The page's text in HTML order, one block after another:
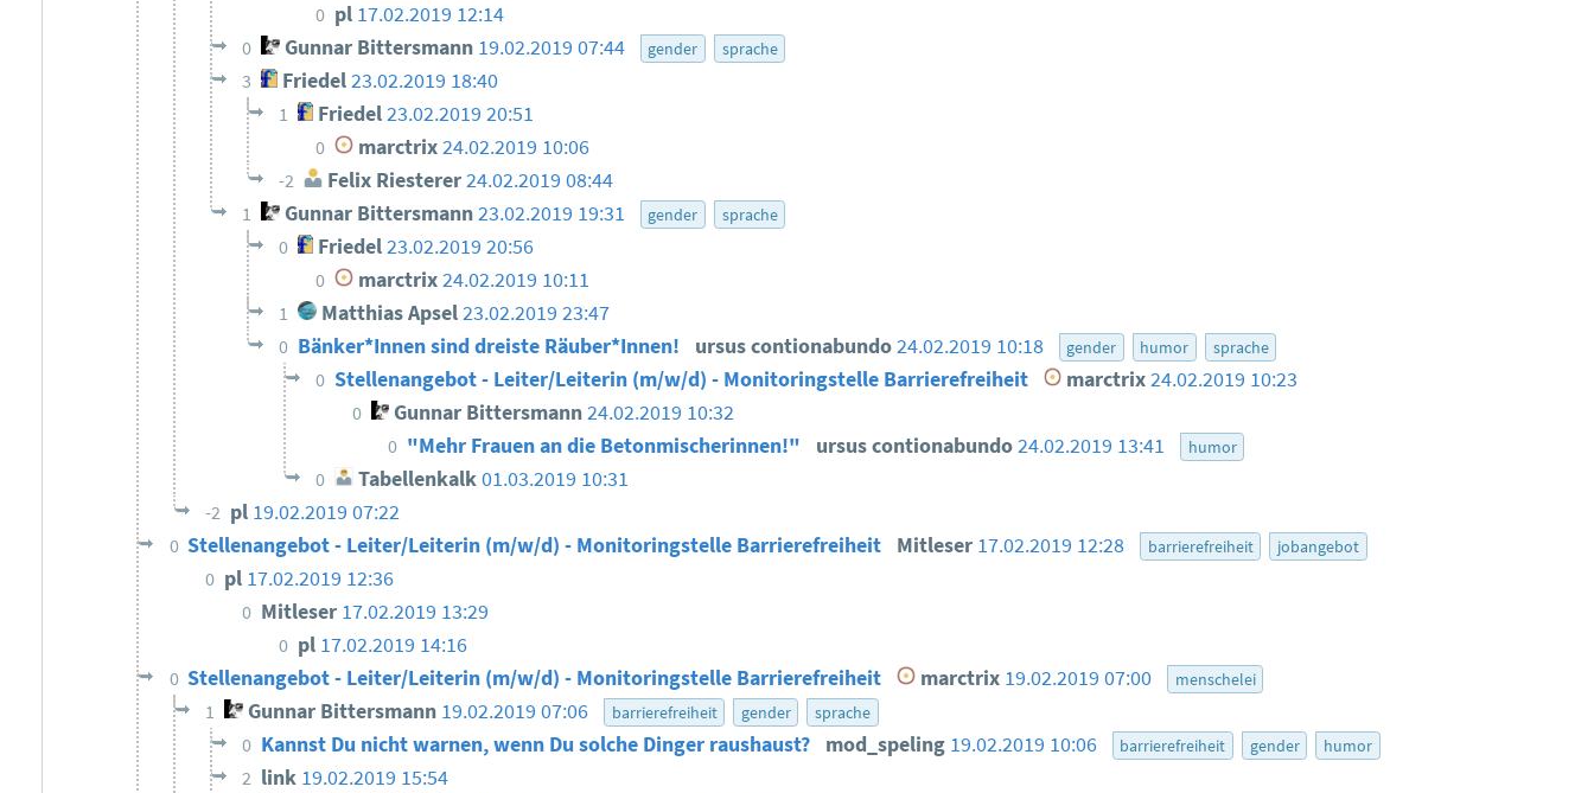
0 pl 17.02.2019 12:14
0 Gunnar Bittersmann 19.02.2019 07:44 gender sprache
3 Friedel 23.02.2019 18:40
1 Friedel23.02.2019 20:51
0 marctrix 24.02.2019 10:06
-2 Felix Riesterer24.02.2019 08:44
1 Gunnar Bittersmann23.02.2019 19:31 gender sprache
0 Friedel23.02.2019 20:56
0 marctrix 24.02.2019 10:11
1 Matthias Apsel23.02.2019 23:47
0 Bänker*Innen sind dreiste Räuber*Innen! ursus contionabundo24.02.2019 10:18 gender humor sprache
0 Stellenangebot - Leiter/Leiterin (m/w/d) - Monitoringstelle Barrierefreiheit marctrix24.02.2019 10:23
0 Gunnar Bittersmann24.02.2019 10:32
0 "Mehr Frauen an die Betonmischerinnen!" ursus contionabundo24.02.2019 13:41 humor
0 Tabellenkalk 01.03.2019 10:31
-2 pl 19.02.2019 07:22
0 Stellenangebot - Leiter/Leiterin (m/w/d) - Monitoringstelle Barrierefreiheit Mitleser 17.02.2019 12:28 barrierefreiheit jobangebot
0 pl 17.02.2019 12:36
0 Mitleser 17.02.2019 13:29
0 pl 17.02.2019 14:16
0 Stellenangebot - Leiter/Leiterin (m/w/d) - Monitoringstelle Barrierefreiheit marctrix 19.02.2019 07:00 menschelei
1 Gunnar Bittersmann 19.02.2019 07:06 barrierefreiheit gender sprache
0 Kannst Du nicht warnen, wenn Du solche Dinger raushaust? mod_speling 19.02.2019 10:06 barrierefreiheit gender humor
2 link 19.02.2019 15:54